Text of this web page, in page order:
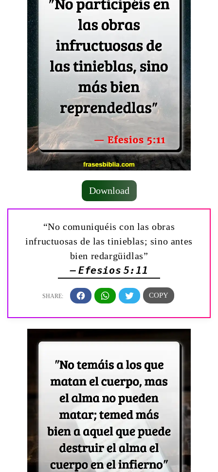
Download
“No comuniquéis con las obras
infructuosas de las tinieblas; sino antes
bien redargüidlas”
— Efesios 5:11